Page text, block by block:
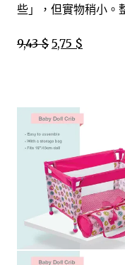
些」，但實物稍小。
9,43 $ 5,75 $